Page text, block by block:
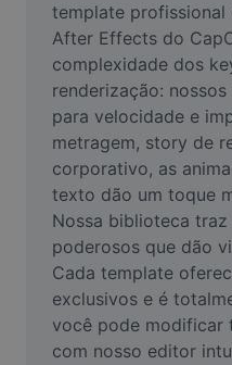
AI Text Remover
AI People Remover
AI Inpainting
Face Cutout
Vídeo
Remover plano de
Aprimorar qualidade
template profissional
After Effects do
complexidade dos
renderização:
para velocidade e
metragem, story de
corporativo, as
texto dão um toque
Nossa biblioteca
poderosos que dão
Cada template
exclusivos e é
você pode modificar
com nosso editor